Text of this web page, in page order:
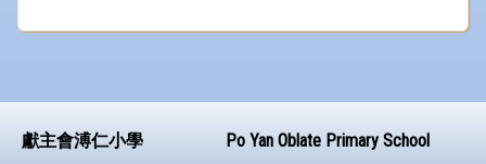
獻主會溥仁小學
Po Yan Oblate Primary School